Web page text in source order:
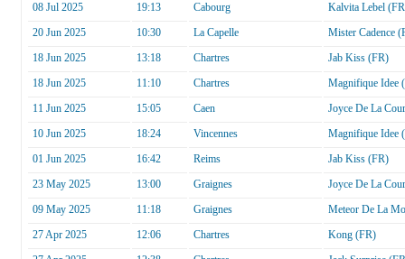
08 Jul 2025
19:13 Cabourg
Kalvita Lebel
20 Jun 2025
10:30 La Capelle
Mister Cadence
18 Jun 2025
13:18 Chartres
Jab Kiss (FR)
18 Jun 2025
11:10 Chartres
Magnifique Idee
11 Jun 2025
15:05 Caen
Joyce De La
10 Jun 2025
18:24 Vincennes
Magnifique Idee
01 Jun 2025
16:42 Reims
Jab Kiss (FR)
23 May 2025
13:00 Graignes
Joyce De La
09 May 2025
11:18 Graignes
Meteor De La
27 Apr 2025
12:06 Chartres
Kong (FR)